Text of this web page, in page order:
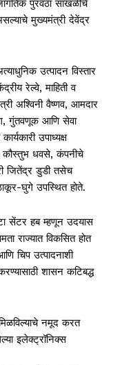
पुरवठा साखळीचे
मुख्यमंत्री देवेंद्र
उत्पादन विस्तार
रेल्वे, माहिती व
अश्विनी वैष्णव, आमदार
गुंतवणूक आणि सेवा
उपाध्यक्ष
कौस्तुभ धवसे, कंपनीचे
जितेंद्र डुडी तसेच
घुगे उपस्थित होते.
सेंटर हब म्हणून उदयास
राज्यात विकसित होत
चिप उत्पादनाशी
शासन कटिबद्ध
मिळविल्याचे नमूद करत
इलेक्ट्रॉनिक्स